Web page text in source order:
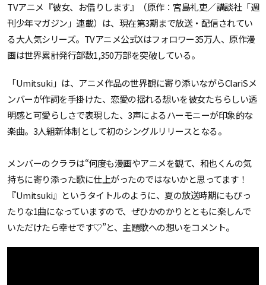
TVアニメ『彼女、お借りします』（原作：宮島礼吏／講談社「週
刊少年マガジン」連載）は、現在第3期まで放送・配信されてい
る大人気シリーズ。TVアニメ公式Xはフォロワー35万人、原作漫
画は世界累計発行部数1,350万部を突破している。
「Umitsuki」は、アニメ作品の世界観に寄り添いながらClariSメ
ンバーが作詞を手掛けた、恋愛の揺れる想いを彼女たちらしい透
明感と可愛らしさで表現した、3声によるハーモニーが印象的な
楽曲。3人組新体制として初のシングルリリースとなる。
メンバーのクララは“何度も漫画やアニメを観て、和也くんの気
持ちに寄り添った歌に仕上がったのではないかと思ってます！
『Umitsuki』というタイトルのように、夏の放送時期にもぴっ
たりな1曲になっていますので、ぜひかのかりとともに楽しんで
いただけたら幸せです♡”と、主題歌への想いをコメント。